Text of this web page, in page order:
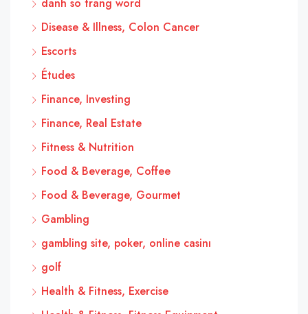
Disease & Illness, Colon Cancer
Escorts
Études
Finance, Investing
Finance, Real Estate
Fitness & Nutrition
Food & Beverage, Coffee
Food & Beverage, Gourmet
Gambling
gambling site, poker, online casinı
golf
Health & Fitness, Exercise